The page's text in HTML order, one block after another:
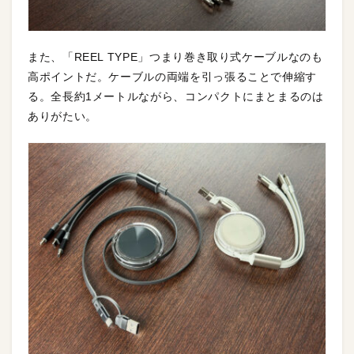
また、「REEL TYPE」つまり巻き取り式ケーブルなのも
高ポイントだ。ケーブルの両端を引っ張ることで伸縮す
る。全長約1メートルながら、コンパクトにまとまるのは
ありがたい。